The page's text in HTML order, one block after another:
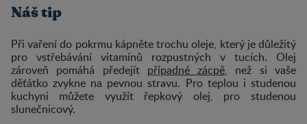
Náš tip
Při vaření do pokrmu kápněte trochu oleje, který je důležitý
pro vstřebávání vitamínů rozpustných v tucích. Olej
zároveň pomáhá předejít případné zácpě, než si vaše
děťátko zvykne na pevnou stravu. Pro teplou i studenou
kuchyni můžete využít řepkový olej, pro studenou
slunečnicový.